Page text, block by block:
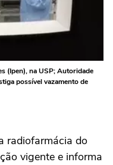
(Ipen), na USP; Autoridade
possível vazamento de
radiofarmácia do
vigente e informa